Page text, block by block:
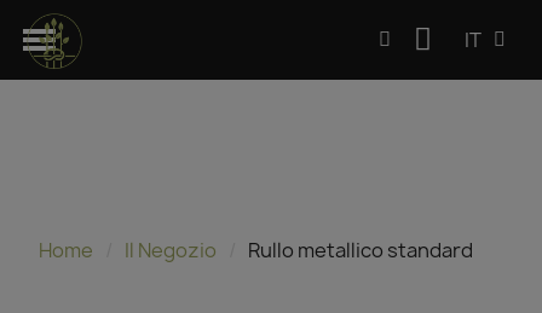
IT
Home Il Negozio Rullo metallico standard